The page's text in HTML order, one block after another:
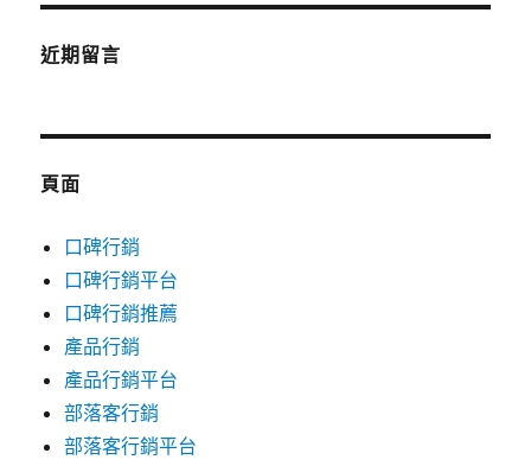
近期留言
頁面
口碑行銷
口碑行銷平台
口碑行銷推薦
產品行銷
產品行銷平台
部落客行銷
部落客行銷平台